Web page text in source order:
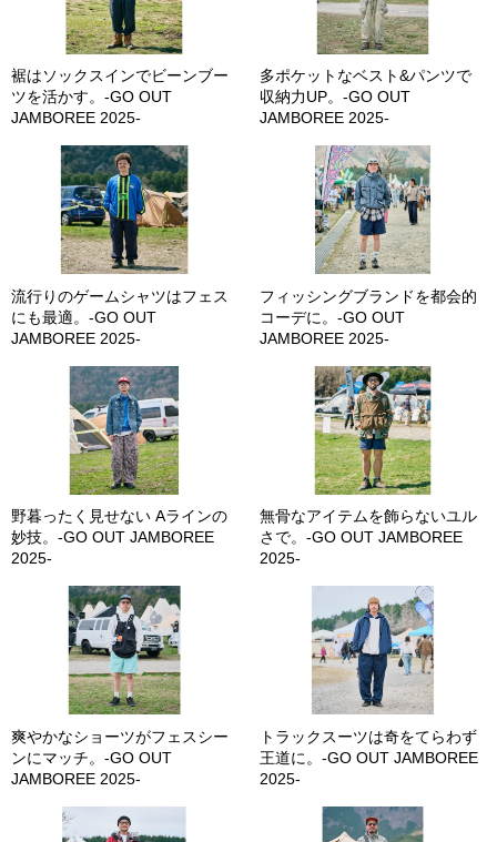
裾はソックスインでビーンブー
ツを活かす。-GO OUT
JAMBOREE 2025-
多ポケットなベスト&パンツで
収納力UP。-GO OUT
JAMBOREE 2025-
流行りのゲームシャツはフェス
にも最適。-GO OUT
JAMBOREE 2025-
フィッシングブランドを都会的
コーデに。-GO OUT
JAMBOREE 2025-
野暮ったく見せない Aラインの
妙技。-GO OUT JAMBOREE
2025-
無骨なアイテムを飾らないユル
さで。-GO OUT JAMBOREE
2025-
爽やかなショーツがフェスシー
ンにマッチ。-GO OUT
JAMBOREE 2025-
トラックスーツは奇をてらわず
王道に。-GO OUT JAMBOREE
2025-